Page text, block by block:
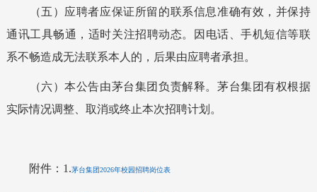
（五 ）应聘者应保证所留的联系信息准确有效，并保持
通讯工具畅通，适时关注招聘动态。因电话、手机短信等联
系不畅造成无法联系本人的，后果由应聘者承担。
（六）本公告由茅台集团负责解释。茅台集团有权根据
实际情况调整、取消或终止本次招聘计划。
附件：1.茅台集团2026年校园招聘岗位表